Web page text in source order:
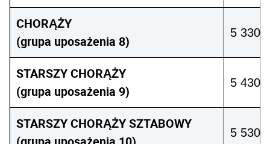
CHORĄŻY
(grupa uposażenia 8)
5 330
STARSZY CHORĄŻY
(grupa uposażenia 9)
5 430
STARSZY CHORĄŻY SZTABOWY
5 530